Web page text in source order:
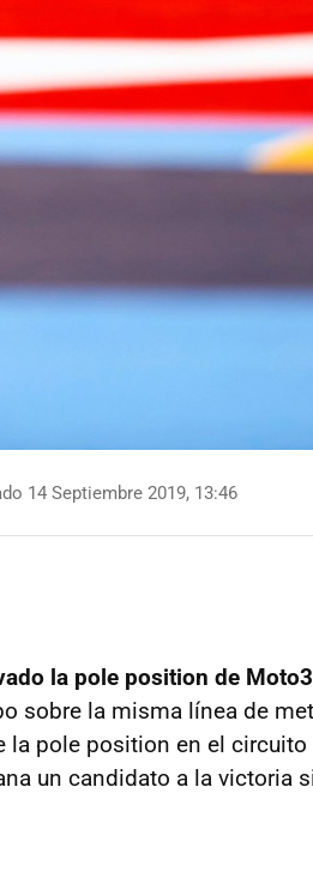
14 Septiembre 2019, 13:46
la pole position de Moto3
sobre la misma línea de
la pole position en el
un candidato a la victoria